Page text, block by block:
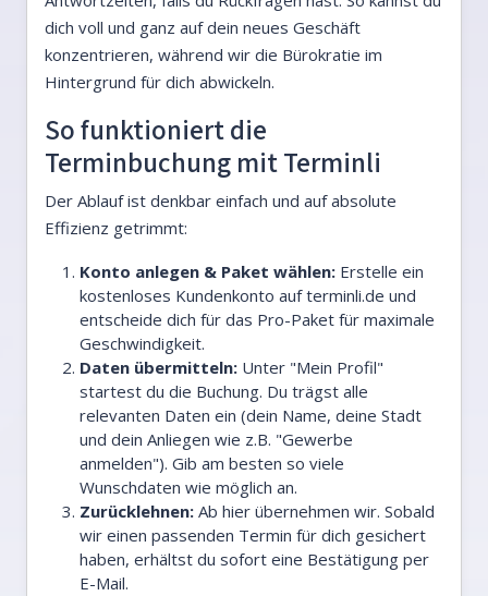
dich voll und ganz auf dein neues Geschäft
konzentrieren, während wir die Bürokratie im
Hintergrund für dich abwickeln.
So funktioniert die
Terminbuchung mit Terminli
Der Ablauf ist denkbar einfach und auf absolute
Effizienz getrimmt:
Konto anlegen & Paket wählen: Erstelle ein
kostenloses Kundenkonto auf terminli.de und
entscheide dich für das Pro-Paket für maximale
Geschwindigkeit.
Daten übermitteln: Unter "Mein Profil"
startest du die Buchung. Du trägst alle
relevanten Daten ein (dein Name, deine Stadt
und dein Anliegen wie z.B. "Gewerbe
anmelden"). Gib am besten so viele
Wunschdaten wie möglich an.
Zurücklehnen: Ab hier übernehmen wir. Sobald
wir einen passenden Termin für dich gesichert
haben, erhältst du sofort eine Bestätigung per
E-Mail.